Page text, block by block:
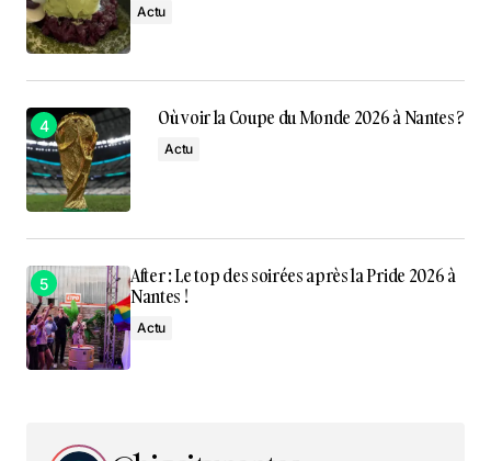
Actu
Où voir la Coupe du Monde 2026 à Nantes ?
Actu
After : Le top des soirées après la Pride 2026 à
Nantes !
Actu